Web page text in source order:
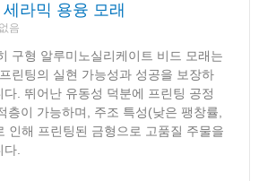
라믹 용융 모래
음
구형 알루미노실리케이트 비드 모래는
린팅의 실현 가능성과 성공을 보장하
다. 뛰어난 유동성 덕분에 프린팅 공정
층이 가능하며, 주조 특성(낮은 팽창률,
인해 프린팅된 금형으로 고품질 주물을
.